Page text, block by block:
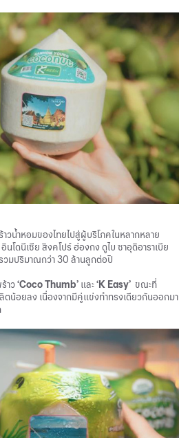
วน้ำหอมของไทยไปสู่ผู้บริโภคในหลากหลาย
นโดนีเซีย สิงคโปร์ ฮ่องกง ดูไบ ซาอุดิอาราเบีย
วมปริมาณกว่า 30 ล้านลูกต่อปี
าว‘Coco Thumb’ และ‘K Easy’ ขณะที่
ตน้อยลง เนื่องจากมีคู่แข่งทำทรงเดียวกันออกมา